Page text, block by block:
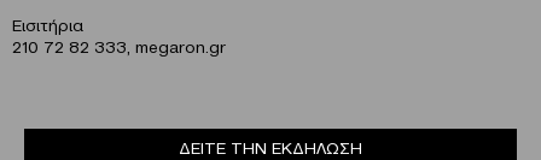
Eισιτήρια
210 72 82 333, megaron.gr
ΔΕΙΤΕ ΤΗΝ ΕΚΔΗΛΩΣΗ